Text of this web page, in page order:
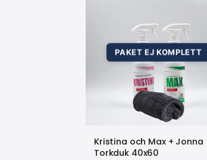
PAKET EJ KOMPLETT
Kristina och Max + Jonna
Torkduk 40x60